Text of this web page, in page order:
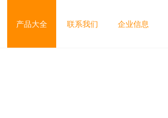
产品大全 联系我们 企业信息